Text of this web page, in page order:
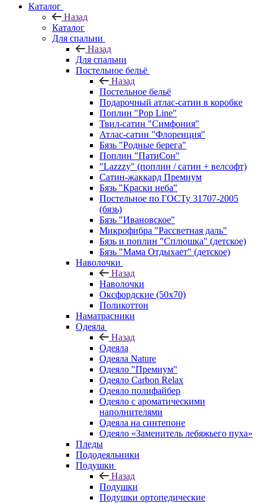
Каталог
Назад
Каталог
Для спальни
Назад
Для спальни
Постельное бельё
Назад
Постельное бельё
Подарочный атлас-сатин в коробке
Поплин "Pop Line"
Твил-сатин "Симфония"
Атлас-сатин "Флоренция"
Бязь "Родные берега"
Поплин "ПатиСон"
"Lazzzy" (поплин / сатин + велсофт)
Сатин-жаккард Премиум
Бязь "Краски неба"
Постельное по ГОСТу 31707-2005
(бязь)
Бязь "Ивановское"
Микрофибра "Рассветная даль"
Бязь и поплин "Сплюшка" (детское)
Бязь "Мама Отдыхает" (детское)
Наволочки
Назад
Наволочки
Оксфордские (50х70)
Поликоттон
Наматрасники
Одеяла
Назад
Одеяла
Одеяла Nature
Одеяло "Премиум"
Одеяло Carbon Relax
Одеяло полифайбер
Одеяло с ароматическими
наполнителями
Одеяла на синтепоне
Одеяло «Заменитель лебяжьего пуха»
Пледы
Пододеяльники
Подушки
Назад
Подушки
Подушки ортопедические